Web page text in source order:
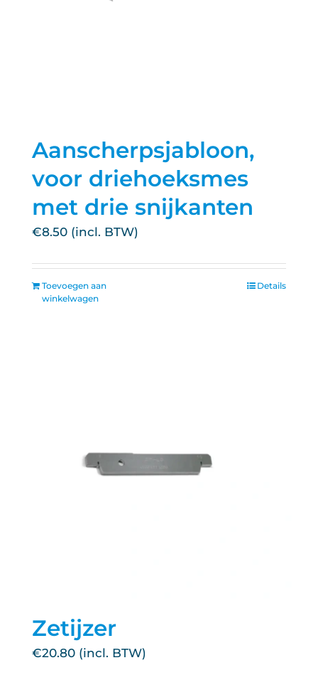
Aanscherpsjabloon,
voor driehoeksmes
met drie snijkanten
€8.50
Toevoegen aan
winkelwagen
Details
Zetijzer
€20.80